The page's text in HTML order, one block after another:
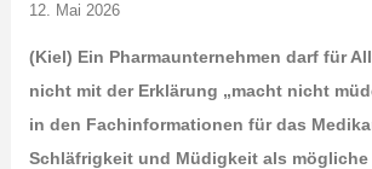
12. Mai 2026
(Kiel) Ein Pharmaunternehmen darf für
nicht mit der Erklärung „macht nicht
in den Fachinformationen für das
Schläfrigkeit und Müdigkeit als mögliche